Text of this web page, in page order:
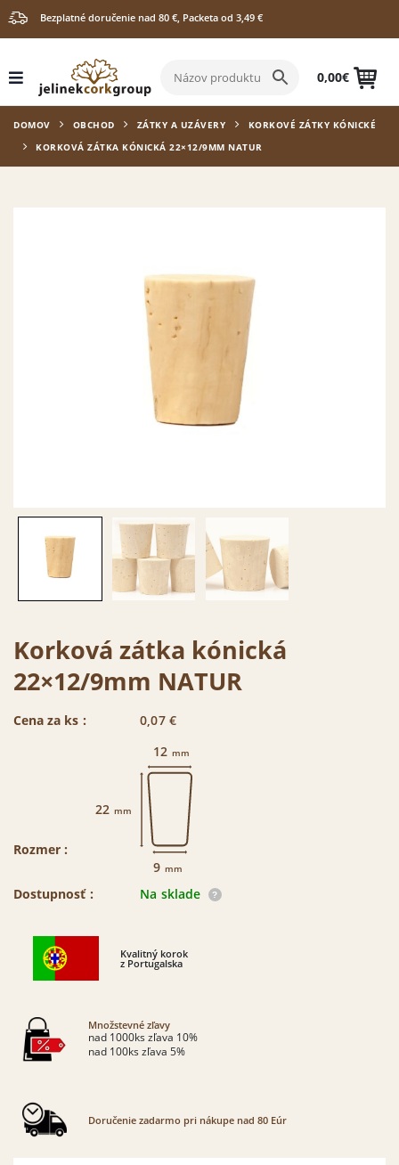
Bezplatné doručenie nad 80 €, Packeta od 3,49 €
0,00€
DOMOV OBCHOD ZÁTKY A UZÁVERY
KORKOVÉ ZÁTKY KÓNICKÉ
KORKOVÁ ZÁTKA KÓNICKÁ 22×12/9MM NATUR
Korková zátka kónická
22×12/9mm NATUR
Cena za ks : 0,07 €
Rozmer :
12 mm
22 mm
9 mm
Dostupnosť : Na sklade
Kvalitný korok
z Portugalska
Množstevné zľavy
nad 1000ks zľava 10%
nad 100ks zľava 5%
Doručenie zadarmo pri nákupe nad 80 Eúr